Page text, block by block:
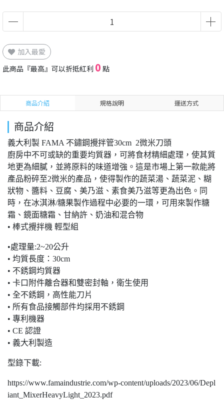
加入最愛
此商品『最高』可以折抵紅利 0 點
商品介紹 規格說明 運送方式
商品介紹
義大利製 FAMA 不鏽鋼攪拌管30cm 2微米刀頭
廚房中不可或缺的重要均質器，可將食材精細處理，使其質
地更為細膩，並將原料的味道增強。這是市場上第一款能將
產品粉碎至2微米的產品，使得製作的蔬菜湯、蔬菜泥、糊
狀物、醬料、豆腐、美乃滋、素食美乃滋等更為出色。同
時，在冰淇淋/糖果製作過程中必要的一環，可用來製作糖
霜、鏡面糖霜、甘納許、奶油和混合物
• 棒式攪拌機 輕型組
•處理量:2~20公升
• 均質長度：30cm
• 不銹鋼均質器
• 卡口附件離合器和雙密封軸，衛生使用
• 全不銹鋼，高性能刀片
• 所有食品接觸部件均採用不銹鋼
• 專利機器
• CE 認證
• 義大利製造
型錄下載:
https://www.famaindustrie.com/wp-content/uploads/2023/06/Depl
iant_MixerHeavyLight_2023.pdf